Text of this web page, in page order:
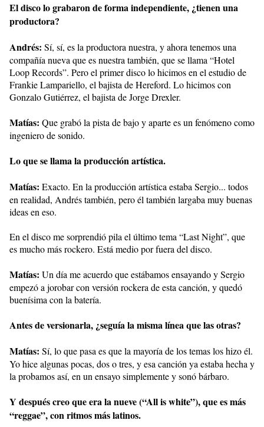
El disco lo grabaron de forma independiente, ¿tienen una
productora?
Andrés: Sí, sí, es la productora nuestra, y ahora tenemos una
compañía nueva que es nuestra también, que se llama “Hotel
Loop Records”. Pero el primer disco lo hicimos en el estudio de
Frankie Lampariello, el bajista de Hereford. Lo hicimos con
Gonzalo Gutiérrez, el bajista de Jorge Drexler.
Matías: Que grabó la pista de bajo y aparte es un fenómeno como
ingeniero de sonido.
Lo que se llama la producción artística.
Matías: Exacto. En la producción artística estaba Sergio... todos
en realidad, Andrés también, pero él también largaba muy buenas
ideas en eso.
En el disco me sorprendió pila el último tema “Last Night”, que
es mucho más rockero. Está medio por fuera del disco.
Matías: Un día me acuerdo que estábamos ensayando y Sergio
empezó a jorobar con versión rockera de esta canción, y quedó
buenísima con la batería.
Antes de versionarla, ¿seguía la misma línea que las otras?
Matías: Sí, lo que pasa es que la mayoría de los temas los hizo él.
Yo hice algunas pocas, dos o tres, y esa canción ya estaba hecha y
la probamos así, en un ensayo simplemente y sonó bárbaro.
Y después creo que era la nueve (“All is white”), que es más
“reggae”, con ritmos más latinos.